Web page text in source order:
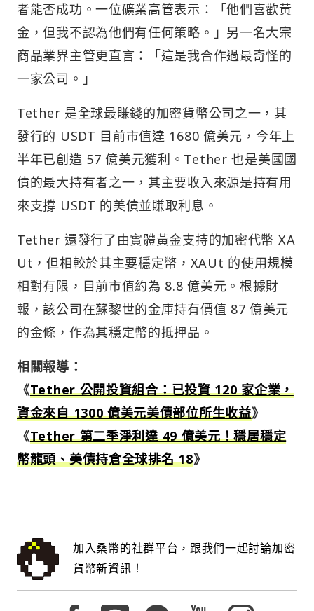
者能否成功。一位礦業高管表示：「他們喜歡黃
金，但我不認為他們有任何策略。」另一名大宗
商品業界主管更直言：「這是我合作過最奇怪的
一家公司。」
Tether 是全球最賺錢的加密貨幣公司之一，其
發行的 USDT 目前市值達 1680 億美元，今年上
半年已創造 57 億美元獲利。Tether 也是美國國
債的最大持有者之一，其主要收入來源是持有用
來支撐 USDT 的美債並賺取利息。
Tether 還發行了由實體黃金支持的加密代幣 XA
Ut，但相較於其主要穩定幣，XAUt 的使用規模
相對有限，目前市值約為 8.8 億美元。根據財
報，該公司在蘇黎世的金庫持有價值 87 億美元
的金條，作為其穩定幣的抵押品。
相關報導：
《Tether 公開投資組合：已投資 120 家企業，
資金來自 1300 億美元美債部位所生收益》
《Tether 第二季淨利達 49 億美元！穩居穩定
幣龍頭、美債持倉全球排名 18》
加入桑幣的社群平台，跟我們一起討論加密
貨幣新資訊！